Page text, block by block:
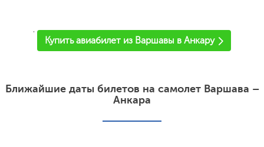
'
Купить авиабилет из Варшавы в Анкару
Ближайшие даты билетов на самолет Варшава –
Анкара